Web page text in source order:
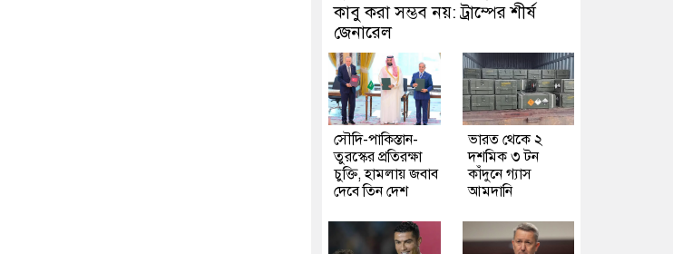
কাবু করা সম্ভব নয়: ট্রাম্পের শীর্ষ
জেনারেল
সৌদি-পাকিস্তান-
তুরস্কের প্রতিরক্ষা
চুক্তি, হামলায় জবাব
দেবে তিন দেশ
ভারত থেকে ২
দশমিক ৩ টন
কাঁদুনে গ্যাস
আমদানি